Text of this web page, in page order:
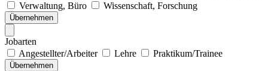
Verwaltung, Büro
Wissenschaft, Forschung
Übernehmen
Jobarten
Angestellter/Arbeiter
Lehre Praktikum/Trainee
Übernehmen